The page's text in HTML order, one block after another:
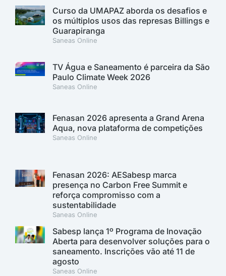
Curso da UMAPAZ aborda os desafios e
os múltiplos usos das represas Billings e
Guarapiranga
Saneas Online
TV Água e Saneamento é parceira da São
Paulo Climate Week 2026
Saneas Online
Fenasan 2026 apresenta a Grand Arena
Aqua, nova plataforma de competições
Saneas Online
Fenasan 2026: AESabesp marca
presença no Carbon Free Summit e
reforça compromisso com a
sustentabilidade
Saneas Online
Sabesp lança 1º Programa de Inovação
Aberta para desenvolver soluções para o
saneamento. Inscrições vão até 11 de
agosto
Saneas Online